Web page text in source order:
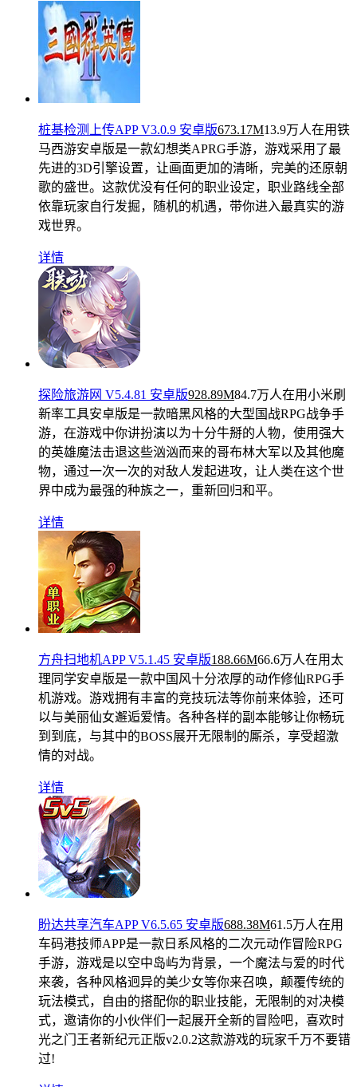
桩基检测上传APP V3.0.9 安卓版673.17M13.9万人在用铁
马西游安卓版是一款幻想类APRG手游，游戏采用了最
先进的3D引擎设置，让画面更加的清晰，完美的还原朝
歌的盛世。这款优没有任何的职业设定，职业路线全部
依靠玩家自行发掘，随机的机遇，带你进入最真实的游
戏世界。
详情
探险旅游网 V5.4.81 安卓版928.89M84.7万人在用小米刷
新率工具安卓版是一款暗黑风格的大型国战RPG战争手
游，在游戏中你讲扮演以为十分牛掰的人物，使用强大
的英雄魔法击退这些汹汹而来的哥布林大军以及其他魔
物，通过一次一次的对敌人发起进攻，让人类在这个世
界中成为最强的种族之一，重新回归和平。
详情
方舟扫地机APP V5.1.45 安卓版188.66M66.6万人在用 太
理同学安卓版是一款中国风十分浓厚的动作修仙RPG手
机游戏。游戏拥有丰富的竞技玩法等你前来体验，还可
以与美丽仙女邂逅爱情。各种各样的副本能够让你畅玩
到到底，与其中的BOSS展开无限制的厮杀，享受超激
情的对战。
详情
盼达共享汽车APP V6.5.65 安卓版688.38M61.5万人在用
车码港技师APP是一款日系风格的二次元动作冒险RPG
手游，游戏是以空中岛屿为背景，一个魔法与爱的时代
来袭，各种风格迥异的美少女等你来召唤，颠覆传统的
玩法模式，自由的搭配你的职业技能，无限制的对决模
式，邀请你的小伙伴们一起展开全新的冒险吧，喜欢时
光之门王者新纪元正版v2.0.2这款游戏的玩家千万不要错
过!